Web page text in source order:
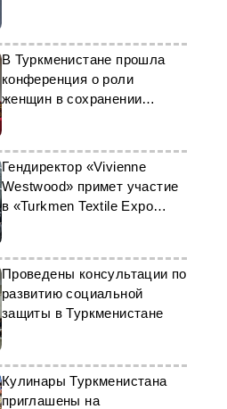
В Туркменистане прошла
конференция о роли
женщин в сохранении
традиций
Гендиректор «Vivienne
Westwood» примет участие
в «Turkmen Textile Expo
2026»
Проведены консультации по
развитию социальной
защиты в Туркменистане
Кулинары Туркменистана
приглашены на